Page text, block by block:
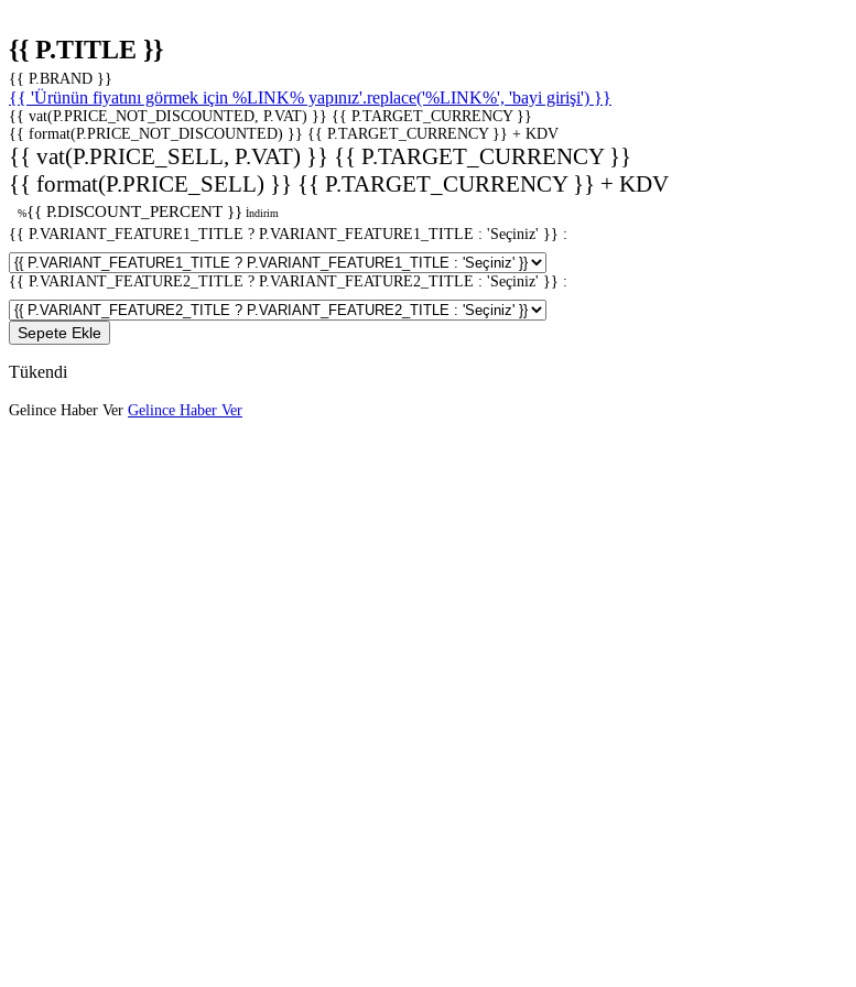
{{ P.TITLE }}
{{ P.BRAND }}
{{ 'Ürünün fiyatını görmek için %LINK% yapınız'.replace('%LINK%', 'bayi girişi') }}
{{ vat(P.PRICE_NOT_DISCOUNTED, P.VAT) }} {{ P.TARGET_CURRENCY }}
{{ format(P.PRICE_NOT_DISCOUNTED) }} {{ P.TARGET_CURRENCY }} + KDV
{{ vat(P.PRICE_SELL, P.VAT) }} {{ P.TARGET_CURRENCY }}
{{ format(P.PRICE_SELL) }} {{ P.TARGET_CURRENCY }} + KDV
%{{ P.DISCOUNT_PERCENT }} İndirim
{{ P.VARIANT_FEATURE1_TITLE ? P.VARIANT_FEATURE1_TITLE : 'Seçiniz' }} :
{{ P.VARIANT_FEATURE2_TITLE ? P.VARIANT_FEATURE2_TITLE : 'Seçiniz' }} :
Sepete Ekle
Tükendi
Gelince Haber Ver Gelince Haber Ver